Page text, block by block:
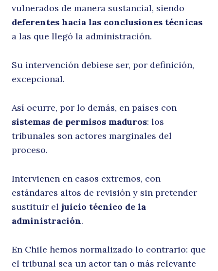
vulnerados de manera sustancial, siendo
deferentes hacia las conclusiones técnicas
a las que llegó la administración.
Su intervención debiese ser, por definición,
excepcional.
Así ocurre, por lo demás, en países con
sistemas de permisos maduros: los
tribunales son actores marginales del
proceso.
Intervienen en casos extremos, con
estándares altos de revisión y sin pretender
sustituir el juicio técnico de la
administración.
En Chile hemos normalizado lo contrario: que
el tribunal sea un actor tan o más relevante